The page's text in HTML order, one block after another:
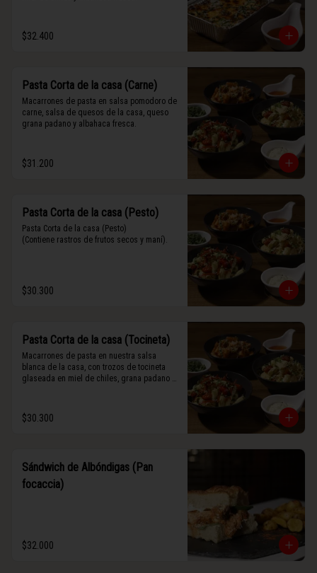
$32.400
Pasta Corta de la casa (Carne)
Macarrones de pasta en salsa pomodoro de
carne, salsa de quesos de la casa, queso
grana padano y albahaca fresca.
$31.200
Pasta Corta de la casa (Pesto)
Pasta Corta de la casa (Pesto)
(Contiene rastros de frutos secos y maní).
$30.300
Pasta Corta de la casa (Tocineta)
Macarrones de pasta en nuestra salsa
blanca de la casa, con trozos de tocineta
glaseada en miel de chiles, grana padano y
$30.300
Sándwich de Albóndigas (Pan
focaccia)
$32.000